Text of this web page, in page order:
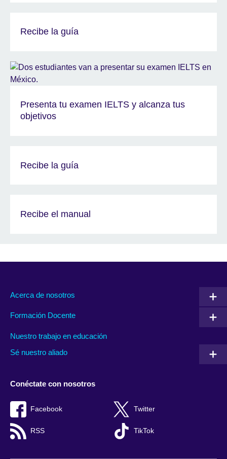
Recibe la guía
Presenta tu examen IELTS y alcanza tus
objetivos
Recibe la guía
Recibe el manual
Acerca de nosotros
Formación Docente
Nuestro trabajo en educación
Sé nuestro aliado
Conéctate con nosotros
Facebook Twitter
RSS TikTok